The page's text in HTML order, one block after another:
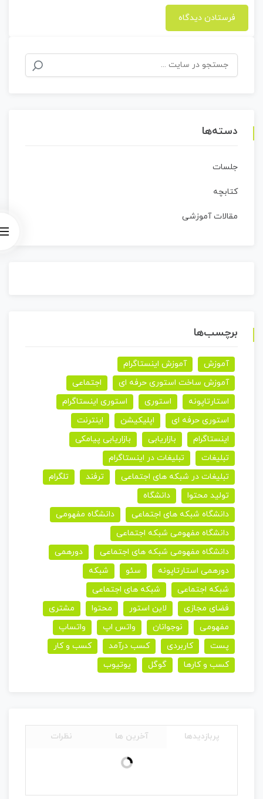
جستجو
برای:
دسته‌ها
جلسات
کتابچه
مقالات آموزشی
برچسب‌ها
آموزش
آموزش اینستاگرام
آموزش ساخت استوری حرفه ای
اجتماعی
استارتاپونه
استوری
استوری اینستاگرام
استوری حرفه ای
اپلیکیشن
اینترنت
اینستاگرام
بازاریابی
بازاریابی پیامکی
تبلیغات
تبلیغات در اینستاگرام
تبلیغات در شبکه های اجتماعی
ترفند
تلگرام
تولید محتوا
دانشگاه
دانشگاه شبکه های اجتماعی
دانشگاه مفهومی
دانشگاه مفهومی شبکه اجتماعی
دانشگاه مفهومی شبکه های اجتماعی
دورهمی
دورهمی استارتاپونه
سئو
شبکه
شبکه اجتماعی
شبکه های اجتماعی
فضای مجازی
لاین استور محتوا
مشتری
مفهومی
نوجوانان واتس اپ
واتساپ
پست
کاربردی کسب درآمد
کسب و کار
کسب و کارها
گوگل یوتیوب
پربازدیدها آخرین ها نظرات